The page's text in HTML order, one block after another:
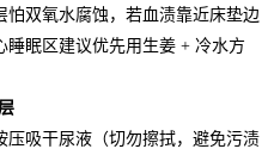
怕双氧水腐蚀，若血渍靠近床垫边
睡眠区建议优先用生姜 + 冷水方
压吸干尿液（切勿擦拭，避免污渍